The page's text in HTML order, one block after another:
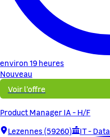
environ 19 heures
Nouveau
Voir l'offre
Product Manager IA - H/F
Lezennes (59260)
IT - Data